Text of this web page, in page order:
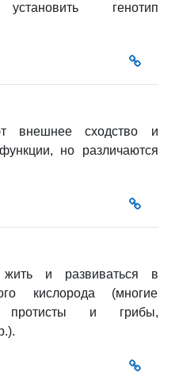
генотип
внешнее сходство и
но различаются
и развиваться в
кислорода (многие
протисты и грибы,